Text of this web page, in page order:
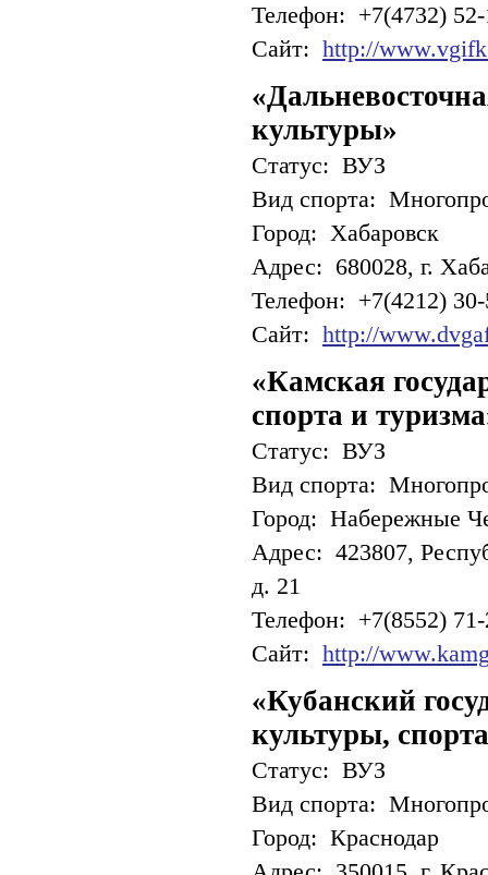
Телефон: +7(4732)
Сайт: http://
культуры»
Статус: ВУЗ
Вид спорта:
Город: Хабаровск
Адрес: 680028, г.
Телефон: +7(4212)
Сайт: http://
«Камская
спорта и
Статус: ВУЗ
Вид спорта:
Город: Набережные
Адрес: 423807,
д. 21
Телефон: +7(8552)
Сайт: http://
«Кубанский
культуры,
Статус: ВУЗ
Вид спорта:
Город: Краснодар